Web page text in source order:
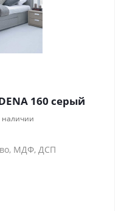
160 серый
наличии
МДФ, ДСП